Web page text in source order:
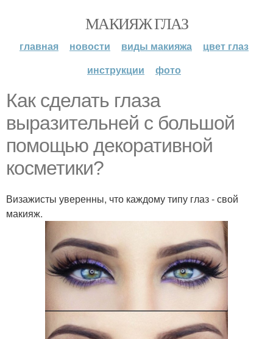
МАКИЯЖ ГЛАЗ
главная новости виды макияжа
цвет глаз
инструкции
фото
Как сделать глаза
выразительней с большой
помощью декоративной
косметики?
Визажисты уверенны, что каждому типу глаз - свой
макияж.